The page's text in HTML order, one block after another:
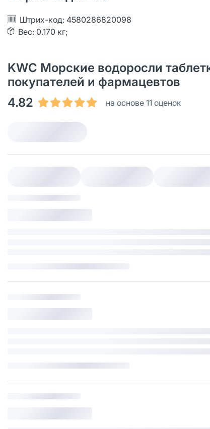
Штрих-код: 4580286820098
Вес: 0.170 кг;
KWC Морские водоросли
покупателей и фармацевтов
4.82
на основе 11 оценок